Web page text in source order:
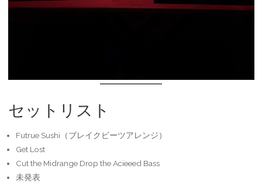
セットリスト
Futrue Sushi（ブレイクビーツアレンジ）
Get Lost
Cut the Midrange Drop the Acieeed Bass
未発表